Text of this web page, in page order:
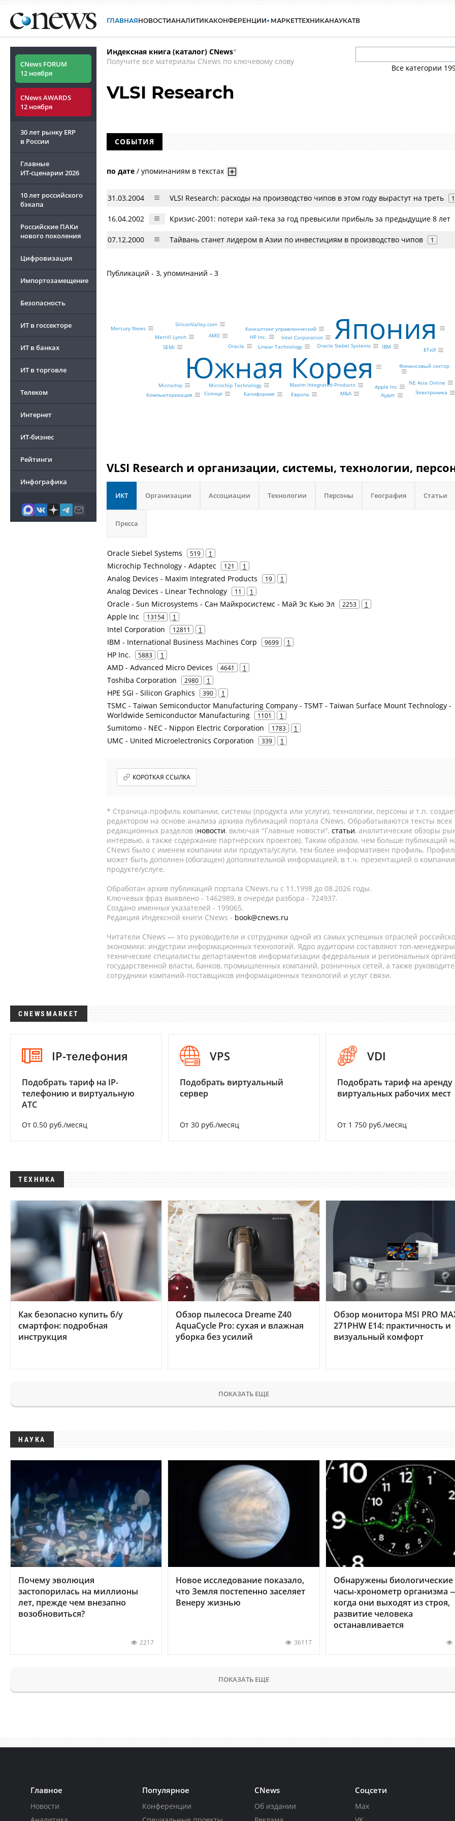
ГЛАВНАЯНОВОСТИАНАЛИТИКАКОНФЕРЕНЦИИ МАРКЕТТЕХНИКАНАУКАТВ
CNews FORUM
12 ноября
CNews AWARDS
12 ноября
30 лет рынку ERP
в России
Главные
ИТ-сценарии 2026
10 лет российского
бэкапа
Российские ПАКи
нового поколения
Цифровизация
Импортозамещение
Безопасность
ИТ в госсекторе
ИТ в банках
ИТ в торговле
Телеком
Интернет
ИТ-бизнес
Рейтинги
Инфографика
Индексная книга (каталог) CNews*
Получите все материалы CNews по ключевому слову
Все категории
VLSI Research
СОБЫТИЯ
по дате / упоминаниям в текстах
31.03.2004 VLSI Research: расходы на производство чипов в этом году вырастут на треть 1
16.04.2002 Кризис-2001: потери хай-тека за год превысили прибыль за предыдущие 8 лет
07.12.2000 Тайвань станет лидером в Азии по инвестициям в производство чипов 1
Публикаций - 3, упоминаний - 3
Южная Корея
Япония
Oracle Siebel Systems
Microchip Technology Maxim Integrated Products
Linear Technology
Oracle
Apple Inc
Intel Corporation
IBM
HP Inc.
AMD
Merrill Lynch
SEMI
Microchip
Электроника
Компьютеризация Солнце Калифорния Европа M&A
Финансовый сектор
Аудит
Консалтинг управленческий
БТиЭ
NE Asia Online
SiliconValley.com
Mercury News
VLSI Research и организации, системы, технологии,
ИКТ Организации Ассоциации Технологии Персоны География Статьи
Пресса
Oracle Siebel Systems 519 1
Microchip Technology - Adaptec 121 1
Analog Devices - Maxim Integrated Products 19 1
Analog Devices - Linear Technology 11 1
Oracle - Sun Microsystems - Сан Майкросистемс - Май Эс Кью Эл 2253 1
Apple Inc 13154 1
Intel Corporation 12811 1
IBM - International Business Machines Corp 9699 1
HP Inc. 5883 1
AMD - Advanced Micro Devices 4641 1
Toshiba Corporation 2980 1
HPE SGI - Silicon Graphics 390 1
TSMC - Taiwan Semiconductor Manufacturing Company - TSMT - Taiwan Surface Mount Technology -
Worldwide Semiconductor Manufacturing
1101 1
Sumitomo - NEC - Nippon Electric Corporation 1783 1
UMC - United Microelectronics Corporation 339 1
КОРОТКАЯ ССЫЛКА
* Страница-профиль компании, системы (продукта или услуги), технологии, персоны и т.п.
редактором на основе анализа архива публикаций портала CNews. Обрабатываются тексты всех
редакционных разделов (новости, включая "Главные новости", статьи, аналитические обзоры
интервью, а также содержание партнёрских проектов). Таким образом, чем больше публикаций
CNews было с именем компании или продукта/услуги, тем более информативен профиль.
может быть дополнен (обогащен) дополнительной информацией, в т.ч. презентацией о
продукте/услуге.
Обработан архив публикаций портала CNews.ru c 11.1998 до 08.2026 годы.
Ключевых фраз выявлено - 1462989, в очереди разбора - 724937.
Создано именных указателей - 199065.
Редакция Индексной книги CNews - book@cnews.ru
Читатели CNews — это руководители и сотрудники одной из самых успешных отраслей
экономики: индустрии информационных технологий. Ядро аудитории составляют топ-
технические специалисты департаментов информатизации федеральных и региональных
государственной власти, банков, промышленных компаний, розничных сетей, а также
сотрудники компаний-поставщиков информационных технологий и услуг связи.
CNEWSMARKET
IP-телефония
Подобрать тариф на IP-
телефонию и виртуальную
АТС
От 0.50 руб./месяц
VPS
Подобрать виртуальный
сервер
От 30 руб./месяц
VDI
Подобрать тариф на аренду
виртуальных рабочих мест
От 1 750 руб./месяц
ТЕХНИКА
Как безопасно купить б/у
смартфон: подробная
инструкция
Обзор пылесоса Dreame Z40
AquaCycle Pro: сухая и влажная
уборка без усилий
Обзор монитора MSI PRO
271PHW E14: практичность и
визуальный комфорт
ПОКАЗАТЬ ЕЩЕ
НАУКА
Почему эволюция
застопорилась на миллионы
лет, прежде чем внезапно
возобновиться?
2217
Новое исследование показало,
что Земля постепенно заселяет
Венеру жизнью
36117
Обнаружены биологические
часы-хронометр организма
когда они выходят из строя,
развитие человека
останавливается
ПОКАЗАТЬ ЕЩЕ
Главное
Новости
Популярное
Конференции
CNews
Об издании
Соцсети
Max